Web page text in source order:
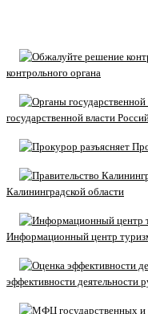
контрольного органа
государственной власти
Калининградской области
Информационный центр
эффективности деятельности